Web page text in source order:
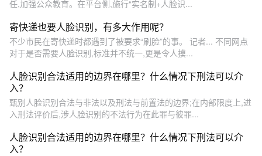
任,加强公众教育。在平台侧,施行“实名制+人脸识...
寄快递也要人脸识别，有多大作用呢？
不少市民在寄快递时都遇到了被要求“刷脸”的事。 记者... 不同网点
对于是否需要人脸识别,标准并不统一,更是令人摸...
人脸识别合法适用的边界在哪里？什么情况下刑法可以介
入？
甄别人脸识别合法与非法以及刑法与前置法的边界;在内部限度上,进
入刑法评价后,涉人脸识别的不法行为在此罪与彼罪...
人脸识别合法适用的边界在哪里？什么情况下刑法可以介
入？